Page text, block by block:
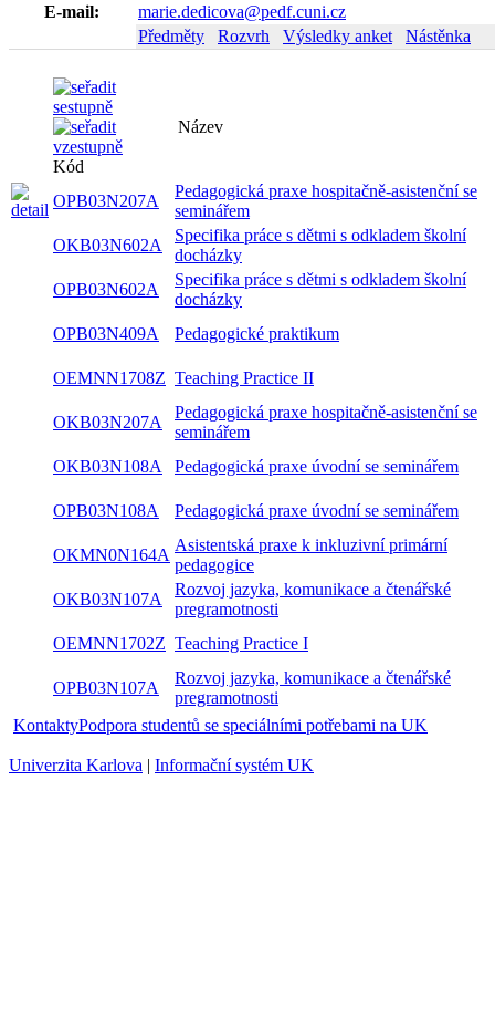
E-mail:
marie.dedicova@pedf.cuni.cz
Předměty
Rozvrh Výsledky anket Nástěnka
Kód
Název
OPB03N207A
Pedagogická praxe hospitačně-asistenční se
seminářem
OKB03N602A
Specifika práce s dětmi s odkladem školní
docházky
OPB03N602A
Specifika práce s dětmi s odkladem školní
docházky
OPB03N409A
Pedagogické praktikum
OEMNN1708Z Teaching Practice II
OKB03N207A
Pedagogická praxe hospitačně-asistenční se
seminářem
OKB03N108A
Pedagogická praxe úvodní se seminářem
OPB03N108A Pedagogická praxe úvodní se seminářem
OKMN0N164A
Asistentská praxe k inkluzivní primární
pedagogice
OKB03N107A
Rozvoj jazyka, komunikace a čtenářské
pregramotnosti
OEMNN1702Z Teaching Practice I
OPB03N107A
Rozvoj jazyka, komunikace a čtenářské
pregramotnosti
KontaktyPodpora studentů se speciálními potřebami na UK
Univerzita Karlova | Informační systém UK